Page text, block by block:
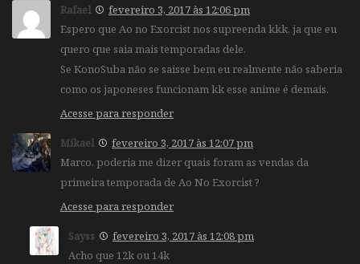
Rafael
fevereiro 3, 2017 às 12:06 pm
Espero que Ao no Exorcist nos supreenda kkk, ja que eu
quero que saia mais temporadas dele.
Se KonoSuba não se saisse bem eu realmente não saberia
como os japoneses funcionam kk esse anime é demais.
Acesse para responder
Mikael
fevereiro 3, 2017 às 12:07 pm
Marco, poderia me dizer quais foram as vendas da
primeira temporada de Ao No Exorcist ?
Acesse para responder
Sayss
fevereiro 3, 2017 às 12:08 pm
Acho que 12k ou 14k